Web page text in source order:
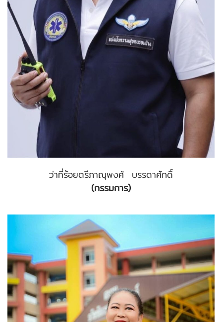
ว่าที่ร้อยตรีภาณุพงศ์ บรรดาศักดิ์
(กรรมการ)